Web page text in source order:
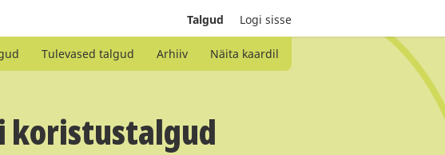
Talgud Logi sisse
Tulevased talgud Arhiiv Näita kaardil
koristustalgud